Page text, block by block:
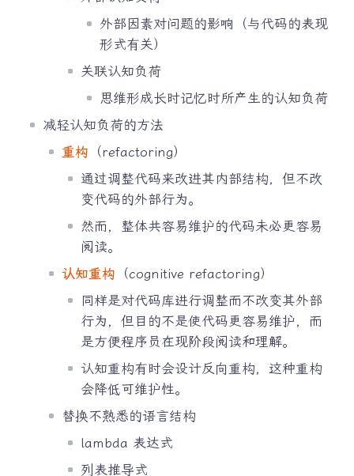
外部因素对问题的影响（与代码的表现
形式有关）
关联认知负荷
思维形成长时记忆时所产生的认知负荷
减轻认知负荷的方法
重构 （refactoring）
通过调整代码来改进其内部结构，但不改
变代码的外部行为。
然而，整体共容易维护的代码未必更容易
阅读。
认知重构 （cognitive refactoring）
同样是对代码库进行调整而不改变其外部
行为，但目的不是使代码更容易维护，而
是方便程序员在现阶段阅读和理解。
认知重构有时会设计反向重构，这种重构
会降低可维护性。
替换不熟悉的语言结构
lambda 表达式
列表推导式